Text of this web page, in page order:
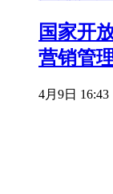
国家开
营销管
4月9日 16:43